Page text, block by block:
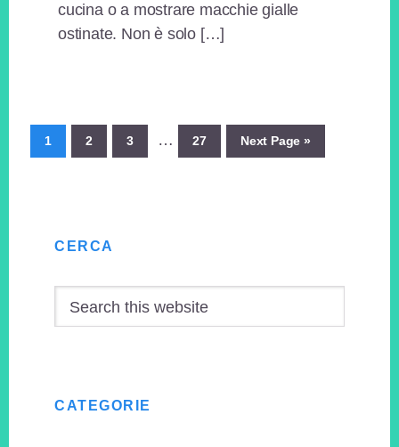
cucina o a mostrare macchie gialle
ostinate. Non è solo […]
Page
1 Page
2 Page
3
Interim
pages
… Page
27
Go
to
Next Page »
Sidebar
CERCA
CATEGORIE